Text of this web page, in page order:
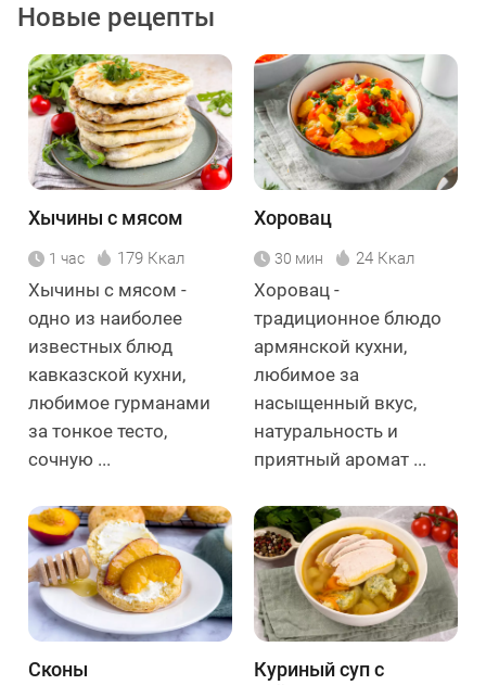
Новые рецепты
Хычины с мясом
1 час 179 Ккал
Хычины с мясом -
одно из наиболее
известных блюд
кавказской кухни,
любимое гурманами
за тонкое тесто,
сочную ...
Хоровац
30 мин 24 Ккал
Хоровац -
традиционное блюдо
армянской кухни,
любимое за
насыщенный вкус,
натуральность и
приятный аромат ...
Сконы
Куриный суп с